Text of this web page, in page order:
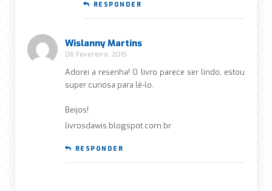
RESPONDER
Wislanny Martins
06 Fevereiro, 2015
Adorei a resenha! O livro parece ser lindo, estou
super curiosa para lê-lo.
Beijos!
livrosdawis.blogspot.com.br
RESPONDER